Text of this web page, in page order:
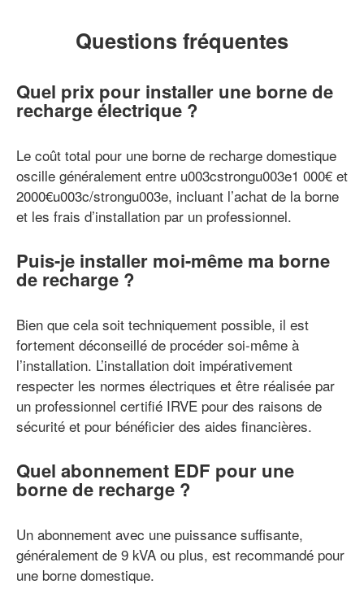
Questions fréquentes
Quel prix pour installer une borne de
recharge électrique ?
Le coût total pour une borne de recharge domestique
oscille généralement entre u003cstrongu003e1 000€ et
2000€u003c/strongu003e, incluant l’achat de la borne
et les frais d’installation par un professionnel.
Puis-je installer moi-même ma borne
de recharge ?
Bien que cela soit techniquement possible, il est
fortement déconseillé de procéder soi-même à
l’installation. L’installation doit impérativement
respecter les normes électriques et être réalisée par
un professionnel certifié IRVE pour des raisons de
sécurité et pour bénéficier des aides financières.
Quel abonnement EDF pour une
borne de recharge ?
Un abonnement avec une puissance suffisante,
généralement de 9 kVA ou plus, est recommandé pour
une borne domestique.